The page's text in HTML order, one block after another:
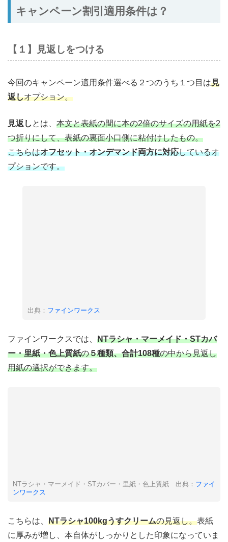
キャンペーン割引適用条件は？
【１】見返しをつける
今回のキャンペーン適用条件選べる２つのうち１つ目は見
返しオプション。
見返し とは、 本文と表紙の間に本の2倍のサイズの用紙を2
つ折りにして、表紙の裏面小口側に粘付けしたもの。
こちらはオフセット・オンデマンド両方に対応しているオ
プションです。
出典： ファインワークス
ファインワークスでは、 NTラシャ・マーメイド・STカバ
ー・里紙・色上質紙の５種類、合計108種の中から見返し
用紙の選択ができます。
NTラシャ・マーメイド・STカバー・里紙・色上質紙 出典： ファイ
ンワークス
こちらは、 NTラシャ100kgうすクリームの見返し。表紙
に厚みが増し、本自体がしっかりとした印象になっていま